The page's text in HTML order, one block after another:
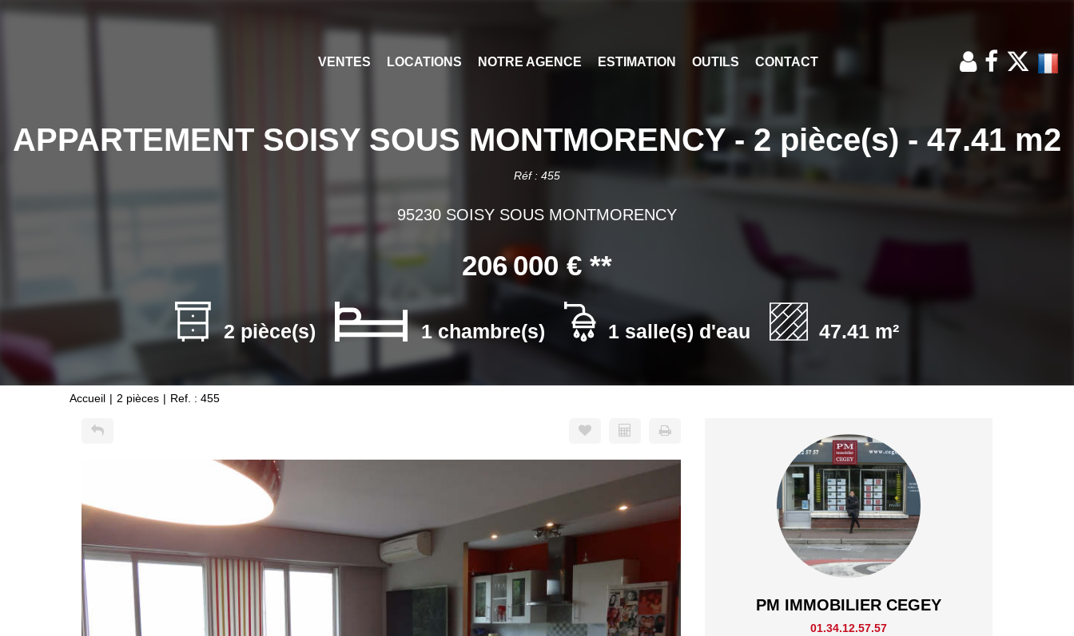
VENTES LOCATIONS NOTRE AGENCE ESTIMATION OUTILS CONTACT
APPARTEMENT SOISY SOUS MONTMORENCY - 2 pièce(s) - 47.41 m2
Réf : 455
95230 SOISY SOUS MONTMORENCY
206 000 € **
2 pièce(s) 1 chambre(s) 1 salle(s) d'eau 47.41 m²
Accueil 2 pièces Ref. : 455
PM IMMOBILIER CEGEY
01.34.12.57.57